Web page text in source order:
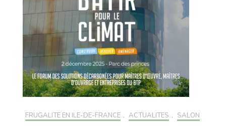
FRUGALITÉ EN ILE-DE-FRANCE , ACTUALITÉS , SALON